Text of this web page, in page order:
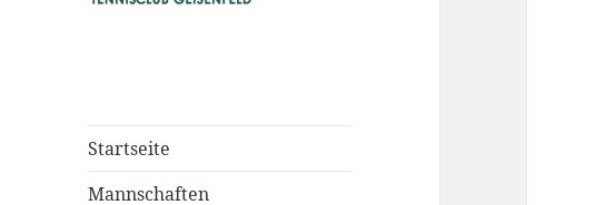
Startseite
Mannschaften